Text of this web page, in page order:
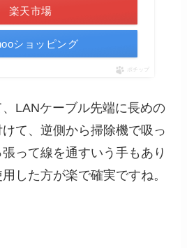
楽天市場
ショッピング
ポチップ
LANケーブル先端に長めの
て、逆側から掃除機で吸っ
って線を通すいう手もあり
した方が楽で確実ですね。